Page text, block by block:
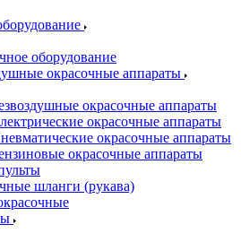
оборудование
окрасочные аппараты
окрасочные аппараты
окрасочные аппараты
окрасочные аппараты
окрасочные аппараты
шланги (рукава)